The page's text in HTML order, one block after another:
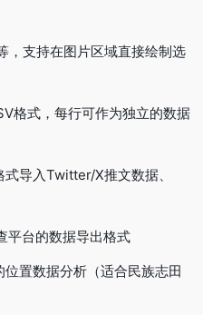
，支持在图片区域直接绘制选
格式，每行可作为独立的数据
式导入Twitter/X推文数据、
平台的数据导出格式
位置数据分析（适合民族志田